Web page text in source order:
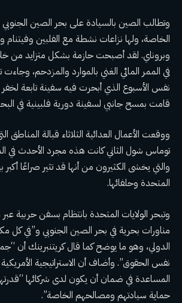
وتطالب الصين بالسيادة على بحر الصين الجنوبي
الخاصة، ولها نزاعات نشطة مع الفلبين وفيتنام
وبروناي. لقد أصبحت حازمة بشكل متزايد من
في الممر المائي الغني بالموارد والمزدحم، وجاءت
نفس الأسبوع الذي أبحرت فيه سفينة تابعة
قامت بمسح جانبي لسفينة دورية فلبينية في
ووقعت الأعمال العدائية الثلاثاء قبالة المناطق
توماس شول الثانيكانت هذه مجرد الأحدث في
والتي يخشى الكثيرون من أنها قد تثير صراعًا أكبر
المتحدة وحلفائها.
وتبحر الولايات المتحدة بانتظام بسفن حربية
مناورات بحرية في بحر الصين الجنوبي و”في كل
الدولي، وهو ما يوضح كما قال كريتنبرينك أن
نفس الحقوق”. وأضاف أن الاستراتيجية
المساعدة في ضمان أن يكون لدى شركائها
حماية سيادتهم ومصالحهم الخاصة”.